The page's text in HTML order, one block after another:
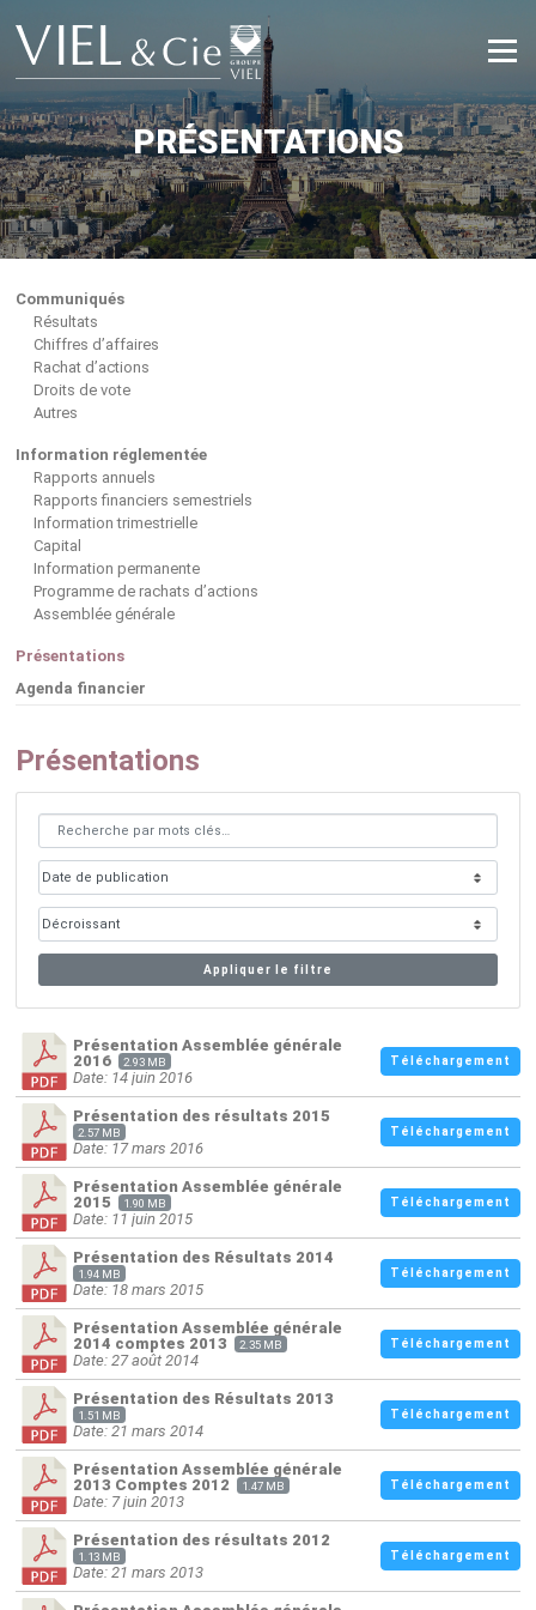
contenu
Menu
PRÉSENTATIONS
Présentations
Appliquer le filtre
Présentation Assemblée générale
2016 2.93 MB
Date: 14 juin 2016
Téléchargement
Présentation des résultats 2015
2.57 MB
Date: 17 mars 2016
Téléchargement
Présentation Assemblée générale
2015 1.90 MB
Date: 11 juin 2015
Téléchargement
Présentation des Résultats 2014
1.94 MB
Date: 18 mars 2015
Téléchargement
Présentation Assemblée générale
2014 comptes 2013 2.35 MB
Date: 27 août 2014
Téléchargement
Présentation des Résultats 2013
1.51 MB
Date: 21 mars 2014
Téléchargement
Présentation Assemblée générale
2013 Comptes 2012 1.47 MB
Date: 7 juin 2013
Téléchargement
Présentation des résultats 2012
1.13 MB
Date: 21 mars 2013
Téléchargement
Communiqués
Résultats
Chiffres d’affaires
Rachat d’actions
Droits de vote
Autres
Information réglementée
Rapports annuels
Rapports financiers semestriels
Information trimestrielle
Capital
Information permanente
Programme de rachats d’actions
Assemblée générale
Présentations
Agenda financier